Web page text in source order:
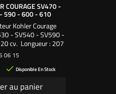
COURAGE SV470 -
590 - 600 - 610
Kohler Courage
- SV540 - SV590 -
cv. Longueur : 207
- 195 mm avec
35 mm. Utilisez la
160715
06 15
 Disponible En Stock
au panier